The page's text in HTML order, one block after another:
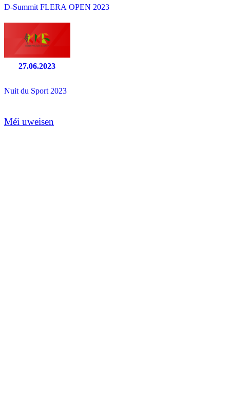
D-Summit FLERA OPEN 2023
27.06.2023
Nuit du Sport 2023
Méi uweisen